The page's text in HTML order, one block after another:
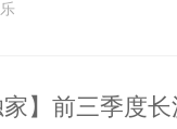
家】前三季度